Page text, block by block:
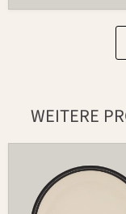
WEITERE